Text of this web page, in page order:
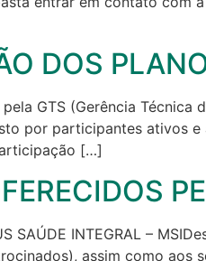
DOS
GTS (Gerência
por participantes ativos
[…]
SAÚDE INTEGRAL –
assim como aos